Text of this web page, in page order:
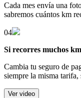
Cada mes envía una
sabremos cuántos km
04
Si recorres muchos km
Cambia tu seguro de
siempre la misma
Ver video